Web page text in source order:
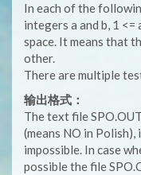
In each of the
integers a and b, 1 <=
space. It means that
other.
There are multiple
输出格式：
The text file
(means NO in
impossible. In case
possible the file